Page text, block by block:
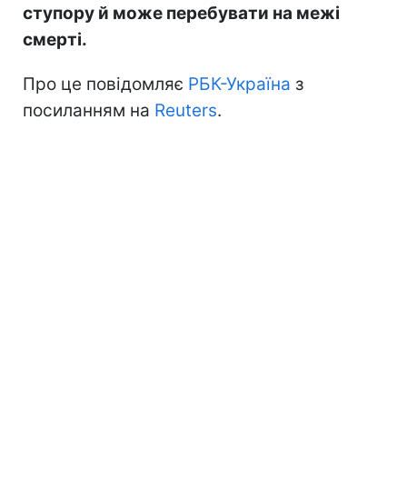
ступору й може перебувати на межі
смерті.
Про це повідомляє РБК-Україна з
посиланням на Reuters.